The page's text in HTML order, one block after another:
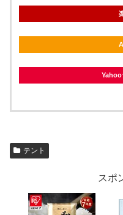
Yahoo
テント
スポ